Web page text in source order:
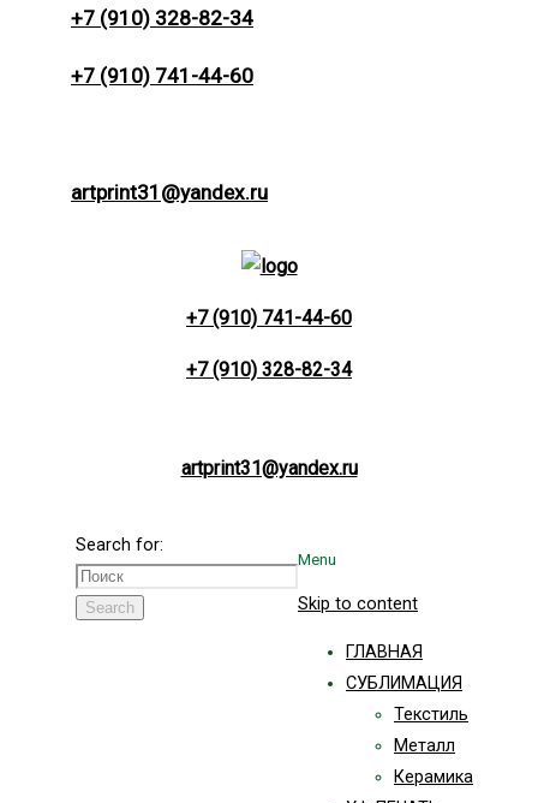
+7 (910) 328-82-34
+7 (910) 741-44-60
artprint31@yandex.ru
+7 (910) 741-44-60
+7 (910) 328-82-34
artprint31@yandex.ru
Search for:
Search
Menu
Skip to content
ГЛАВНАЯ
СУБЛИМАЦИЯ
Текстиль
Металл
Керамика